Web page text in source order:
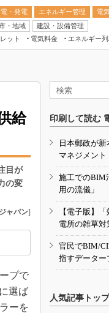
・発電 エネルギー管理 電
・地域
建設・設備管理
ット 電気料金 エネルギー
新電力
電気料金ガイドブック
BEMS
キーワード解説
給
目が
の変
ャパン]
プで
選ば
ーを
印刷して読む
日本郵政が
マネジメント
施工でのBIM
用の流儀」
【電子版】
電所の雑草
官民でBIM/
指すデーター
人気記事トッ